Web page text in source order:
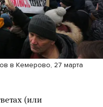
в Кемерово, 27 марта
(или